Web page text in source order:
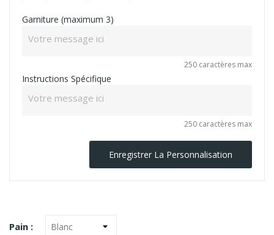
Garniture (maximum 3)
250 caractères max
Instructions Spécifique
250 caractères max
Enregistrer La Personnalisation
Pain :